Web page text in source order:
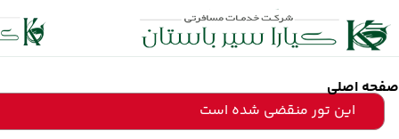
صفحه اصلی
این تور منقضی شده است